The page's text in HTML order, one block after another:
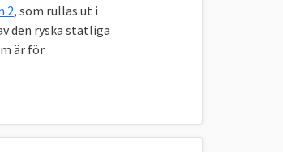
2, som rullas ut i
den ryska statliga
är för